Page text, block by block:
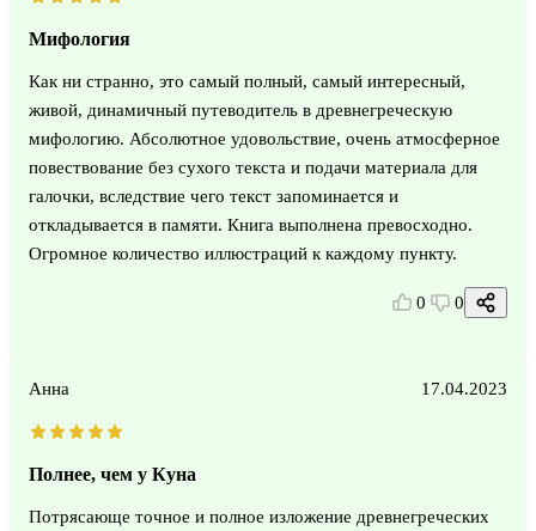
Мифология
Как ни странно, это самый полный, самый интересный,
живой, динамичный путеводитель в древнегреческую
мифологию. Абсолютное удовольствие, очень атмосферное
повествование без сухого текста и подачи материала для
галочки, вследствие чего текст запоминается и
откладывается в памяти. Книга выполнена превосходно.
Огромное количество иллюстраций к каждому пункту.
0 0
Анна 17.04.2023
Полнее, чем у Куна
Потрясающе точное и полное изложение древнегреческих